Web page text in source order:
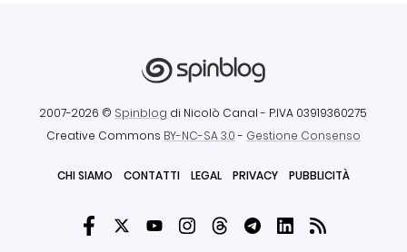
2007-2026 © Spinblog di Nicolò Canal - P.IVA 03919360275
Creative Commons BY-NC-SA 3.0- Gestione Consenso
CHI SIAMO CONTATTI LEGAL PRIVACY PUBBLICITÀ